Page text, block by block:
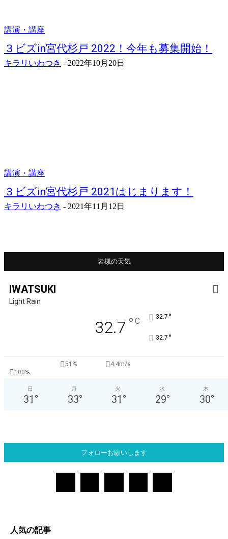
講演・講座
３ビズin宮代杉戸 2022！今年も募集開始！
キラリいわつき - 2022年10月20日
講演・講座
３ビズin宮代杉戸 2021はじまります！
キラリいわつき - 2021年11月12日
岩槻の天気
IWATSUKI
Light Rain
32.7 ° C 32.7 °
32.7 °
51%
4.4m/s
100%
日
31 °
月
33°
火
31 °
水
29°
木
30°
フォローお願いします
人気の記事